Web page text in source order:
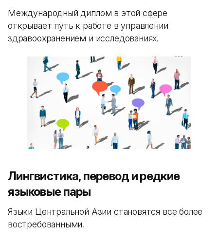
Международный диплом в этой сфере
открывает путь к работе в управлении
здравоохранением и исследованиях.
Лингвистика, перевод и редкие
языковые пары
Языки Центральной Азии становятся все более
востребованными.